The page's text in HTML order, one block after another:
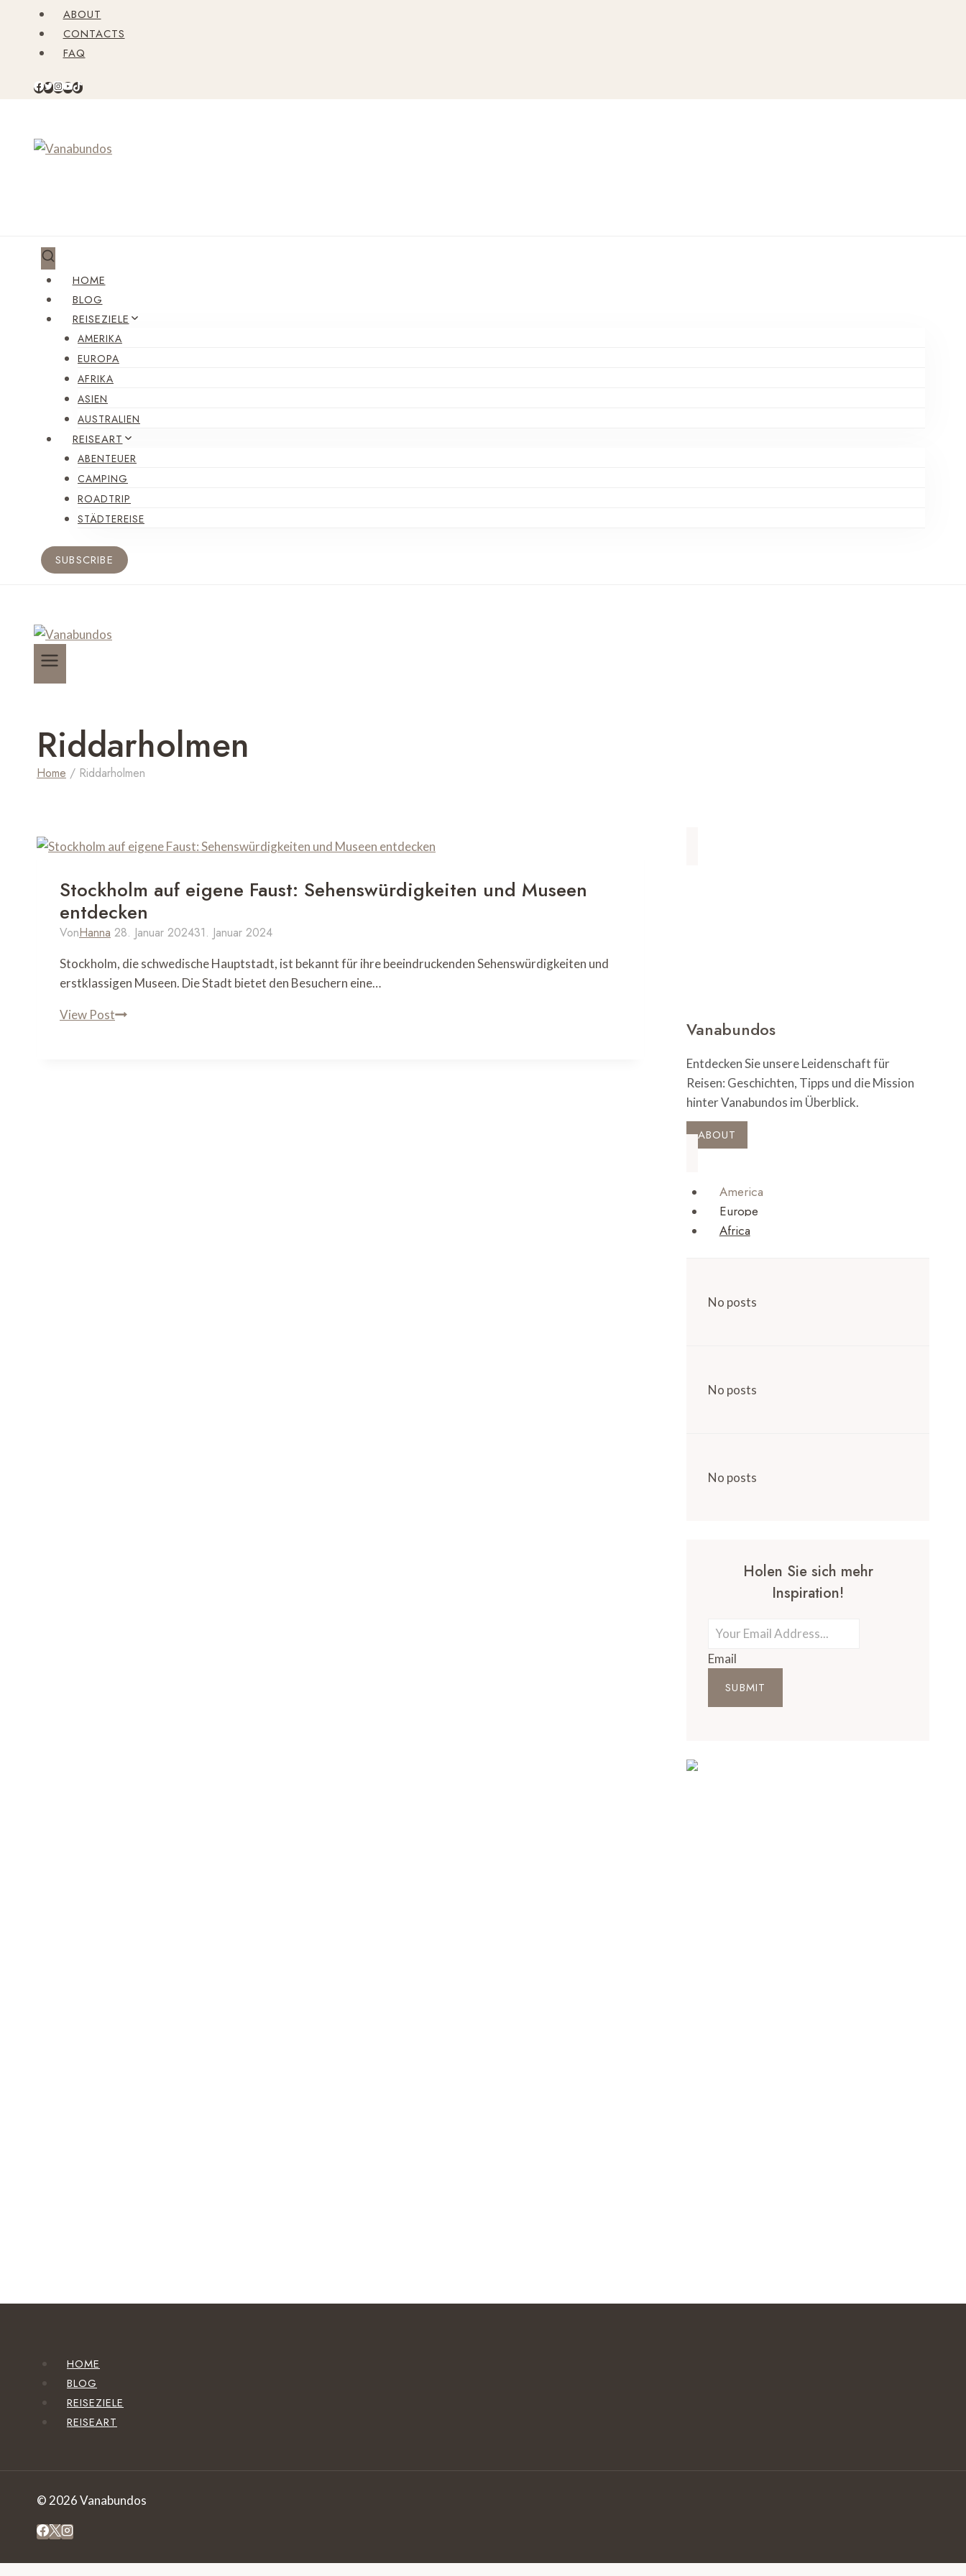
springen
ABOUT
CONTACTS
FAQ
HOME
BLOG
REISEZIELE
AMERIKA
EUROPA
AFRIKA
ASIEN
AUSTRALIEN
REISEART
ABENTEUER
CAMPING
ROADTRIP
STÄDTEREISE
SUBSCRIBE
Riddarholmen
Home / Riddarholmen
Stockholm auf eigene Faust: Sehenswürdigkeiten und Museen
entdecken
VonHanna 28. Januar 202431. Januar 2024
Stockholm, die schwedische Hauptstadt, ist bekannt für ihre beeindruckenden Sehenswürdigkeiten und
erstklassigen Museen. Die Stadt bietet den Besuchern eine…
View PostStockholm
Vanabundos
Entdecken Sie unsere Leidenschaft für
Reisen: Geschichten, Tipps und die Mission
hinter Vanabundos im Überblick.
ABOUT
America
Europe
Africa
No posts
No posts
No posts
Holen Sie sich mehr
Inspiration!
Email
SUBMIT
HOME
BLOG
REISEZIELE
REISEART
© 2026 Vanabundos